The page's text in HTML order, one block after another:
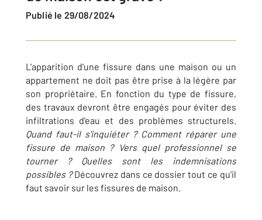
Publié le 29/08/2024
L'apparition d'une fissure dans une maison ou un
appartement ne doit pas être prise à la légère par
son propriétaire. En fonction du type de fissure,
des travaux devront être engagés pour éviter des
infiltrations d'eau et des problèmes structurels.
Quand faut-il s'inquiéter ? Comment réparer une
fissure de maison ? Vers quel professionnel se
tourner ? Quelles sont les indemnisations
possibles ?Découvrez dans ce dossier tout ce qu'il
faut savoir sur les fissures de maison.